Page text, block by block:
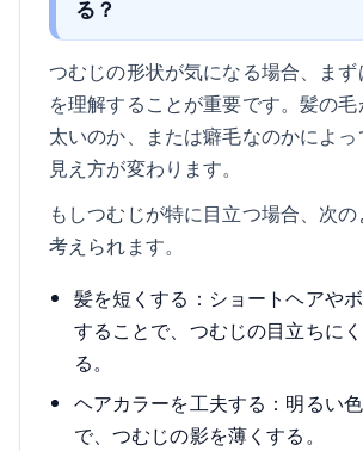
る？
つむじの形状が気になる場合、ま
を理解することが重要です。髪の毛
太いのか、または癖毛なのかによ
見え方が変わります。
もしつむじが特に目立つ場合、次
考えられます。
髪を短くする：ショートヘアや
することで、つむじの目立ちに
る。
ヘアカラーを工夫する：明るい
で、つむじの影を薄くする。